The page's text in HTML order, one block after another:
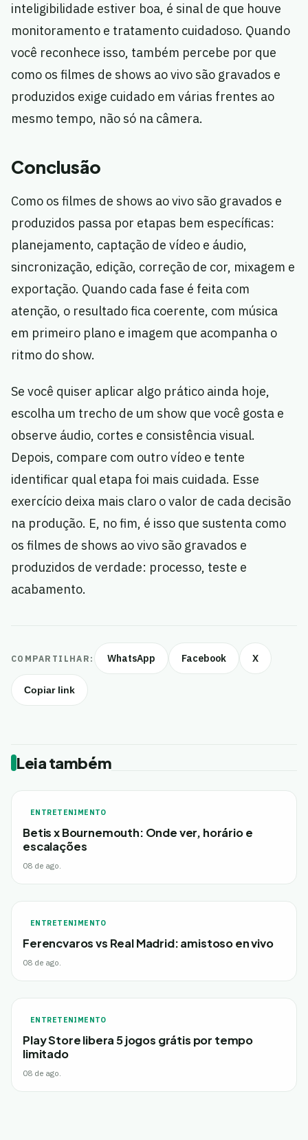
inteligibilidade estiver boa, é sinal de que houve
monitoramento e tratamento cuidadoso. Quando
você reconhece isso, também percebe por que
como os filmes de shows ao vivo são gravados e
produzidos exige cuidado em várias frentes ao
mesmo tempo, não só na câmera.
Conclusão
Como os filmes de shows ao vivo são gravados e
produzidos passa por etapas bem específicas:
planejamento, captação de vídeo e áudio,
sincronização, edição, correção de cor, mixagem e
exportação. Quando cada fase é feita com
atenção, o resultado fica coerente, com música
em primeiro plano e imagem que acompanha o
ritmo do show.
Se você quiser aplicar algo prático ainda hoje,
escolha um trecho de um show que você gosta e
observe áudio, cortes e consistência visual.
Depois, compare com outro vídeo e tente
identificar qual etapa foi mais cuidada. Esse
exercício deixa mais claro o valor de cada decisão
na produção. E, no fim, é isso que sustenta como
os filmes de shows ao vivo são gravados e
produzidos de verdade: processo, teste e
acabamento.
COMPARTILHAR: WhatsApp Facebook X
Copiar link
Leia também
ENTRETENIMENTO
Betis x Bournemouth: Onde ver, horário e
escalações
08 de ago.
ENTRETENIMENTO
Ferencvaros vs Real Madrid: amistoso en vivo
08 de ago.
ENTRETENIMENTO
Play Store libera 5 jogos grátis por tempo
limitado
08 de ago.